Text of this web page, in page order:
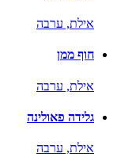
אילת, ערבה
חוף ממן
אילת, ערבה
גלידה פאולינה
אילת, ערבה